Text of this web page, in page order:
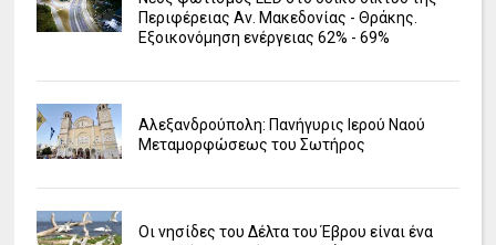
Περιφέρειας Αν. Μακεδονίας - Θράκης.
Εξοικονόμηση ενέργειας 62% - 69%
Αλεξανδρούπολη: Πανήγυρις Ιερού Ναού
Μεταμορφώσεως του Σωτήρος
Οι νησίδες του Δέλτα του Έβρου είναι ένα